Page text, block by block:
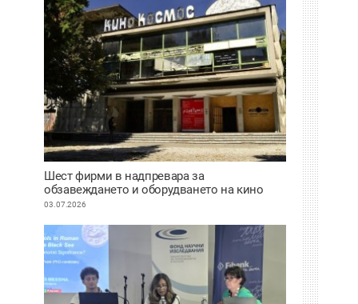
Шест фирми в надпревара за
обзавеждането и оборудването на кино
“Космос“
03.07.2026